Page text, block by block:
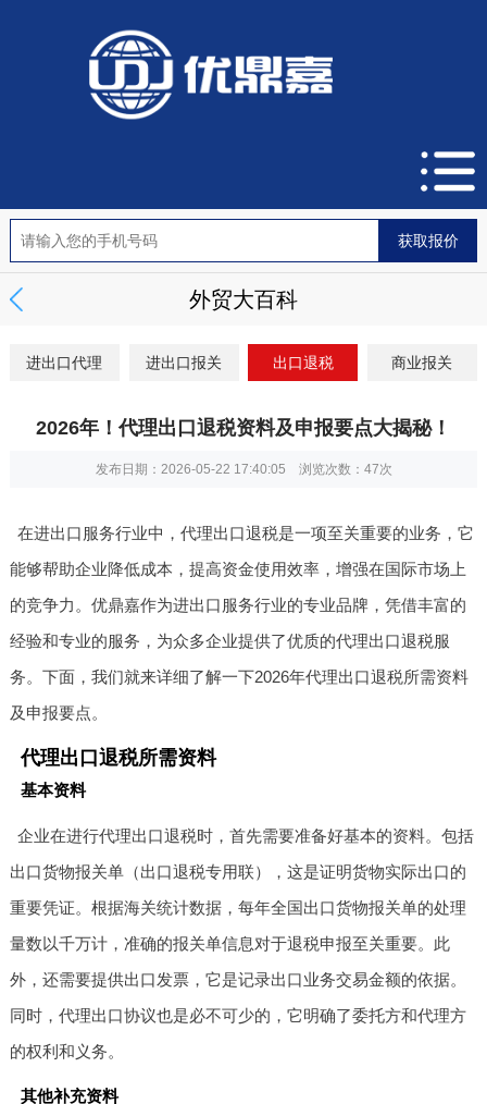
外贸大百科
进出口代理 进出口报关 出口退税 商业报关
2026年！代理出口退税资料及申报要点大揭秘！
发布日期：2026-05-22 17:40:05 浏览次数： 47次
在进出口服务行业中，代理出口退税是一项至关重要的业务，它
能够帮助企业降低成本，提高资金使用效率，增强在国际市场上
的竞争力。优鼎嘉作为进出口服务行业的专业品牌，凭借丰富的
经验和专业的服务，为众多企业提供了优质的代理出口退税服
务。下面，我们就来详细了解一下2026年代理出口退税所需资料
及申报要点。
代理出口退税所需资料
基本资料
企业在进行代理出口退税时，首先需要准备好基本的资料。包括
出口货物报关单（出口退税专用联），这是证明货物实际出口的
重要凭证。根据海关统计数据，每年全国出口货物报关单的处理
量数以千万计，准确的报关单信息对于退税申报至关重要。此
外，还需要提供出口发票，它是记录出口业务交易金额的依据。
同时，代理出口协议也是必不可少的，它明确了委托方和代理方
的权利和义务。
其他补充资料